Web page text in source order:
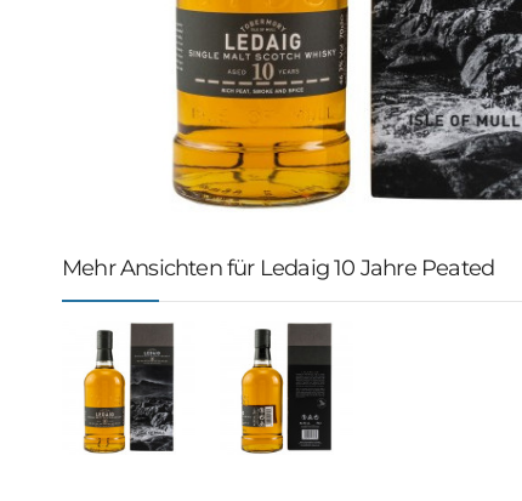
Mehr Ansichten für Ledaig 10 Jahre Peated